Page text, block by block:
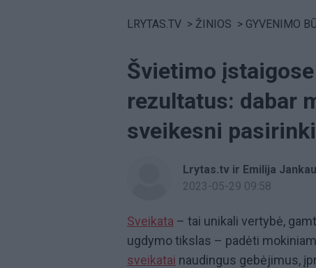
LRYTAS.TV > ŽINIOS > GYVENIMO
Švietimo
rezultatus: dabar
sveikesni
Lrytas.tv ir Emilija
2023-05-29 09:58
Sveikata – tai unikali vertybė,
ugdymo tikslas – padėti
sveikatai naudingus gebėjimus,